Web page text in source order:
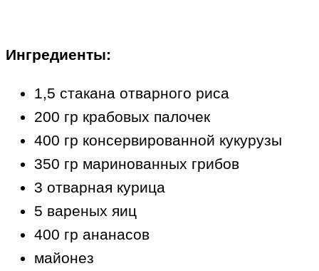
Ингредиенты:
1,5 стакана отварного риса
200 гр крабовых палочек
400 гр консервированной кукурузы
350 гр маринованных грибов
3 отварная курица
5 вареных яиц
400 гр ананасов
майонез